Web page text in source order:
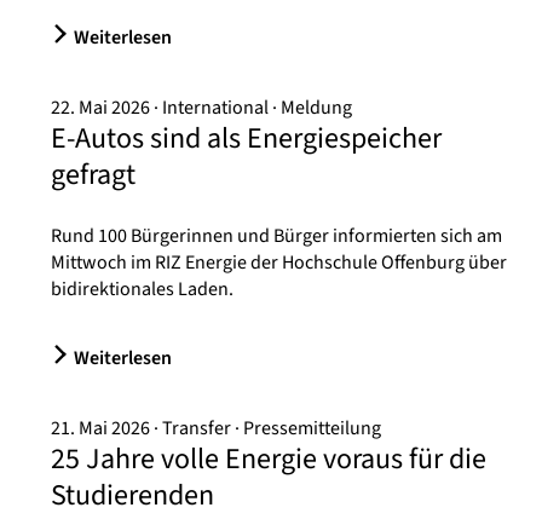
Weiterlesen
22. Mai 2026 International Meldung
E-Autos sind als Energiespeicher
gefragt
Rund 100 Bürgerinnen und Bürger informierten sich am
Mittwoch im RIZ Energie der Hochschule Offenburg über
bidirektionales Laden.
Weiterlesen
21. Mai 2026 Transfer Pressemitteilung
25 Jahre volle Energie voraus für die
Studierenden